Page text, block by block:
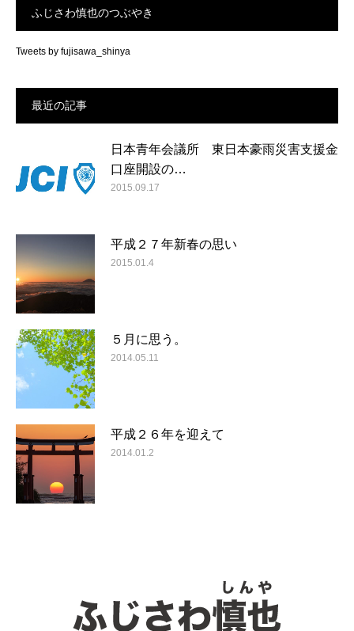
ふじさわ慎也のつぶやき
Tweets by fujisawa_shinya
最近の記事
日本青年会議所 東日本豪雨災害支援金
口座開設の…
2015.09.17
平成２７年新春の思い
2015.01.4
５月に思う。
2014.05.11
平成２６年を迎えて
2014.01.2